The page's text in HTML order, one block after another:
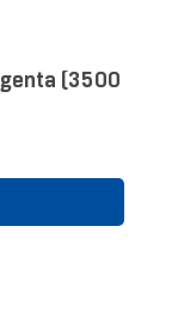
(3500